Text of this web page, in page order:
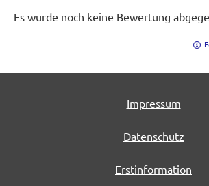
Es wurde noch keine Bewertung
Impressum
Datenschutz
Erstinformation